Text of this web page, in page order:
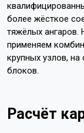
более жёсткое
тяжёлых ангаров.
применяем
крупных узлов,
блоков.
Расчёт